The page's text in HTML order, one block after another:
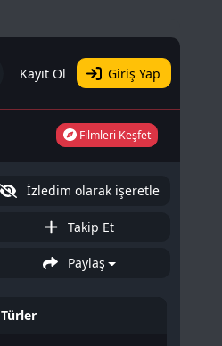
Kayıt Ol Giriş Yap
Filmleri Keşfet
İzledim olarak işeretle
Takip Et
Paylaş
Türler